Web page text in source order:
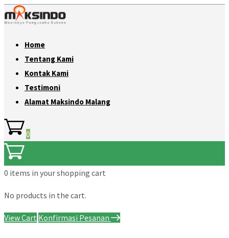
Home
Tentang Kami
Kontak Kami
Testimoni
Alamat Maksindo Malang
0
0 items in your shopping cart
No products in the cart.
View Cart Konfirmasi Pesanan